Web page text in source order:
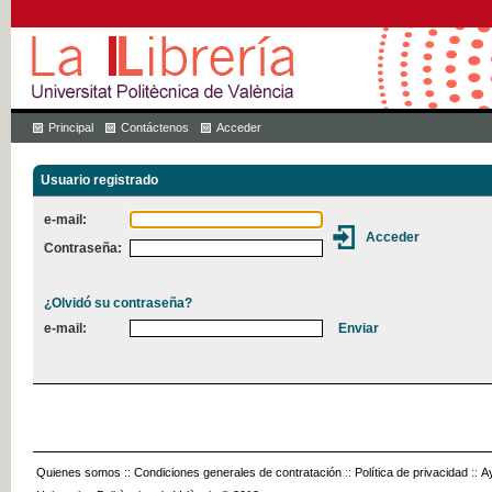
Principal Contáctenos Acceder
Usuario registrado
e-mail:
Contraseña:
¿Olvidó su contraseña?
e-mail:
Quienes somos :: Condiciones generales de contratación :: Política de privacidad ::